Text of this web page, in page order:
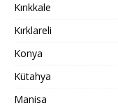
Kırıkkale
Kırklareli
Konya
Kütahya
Manisa